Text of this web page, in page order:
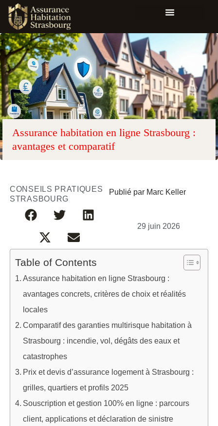
Assurance habitation en ligne Strasbourg :
avantages et comparatif
CONSEILS PRATIQUES
STRASBOURG
Publié par Marc Keller
29 juin 2026
Table of Contents
Assurance habitation en ligne Strasbourg :
avantages concrets, critères de choix et réalités
locales
Comparatif des garanties multirisque habitation à
Strasbourg : incendie, vol, dégâts des eaux et
catastrophes
Prix et devis d’assurance logement à Strasbourg :
grilles, quartiers et profils 2025
Souscription et gestion 100% en ligne : parcours
client, applications et déclaration de sinistre